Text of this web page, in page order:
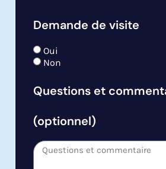
Demande de visite
Oui
Non
Questions et
(optionnel)